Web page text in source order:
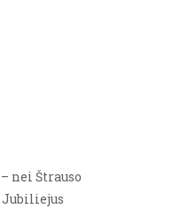
nei Štrauso